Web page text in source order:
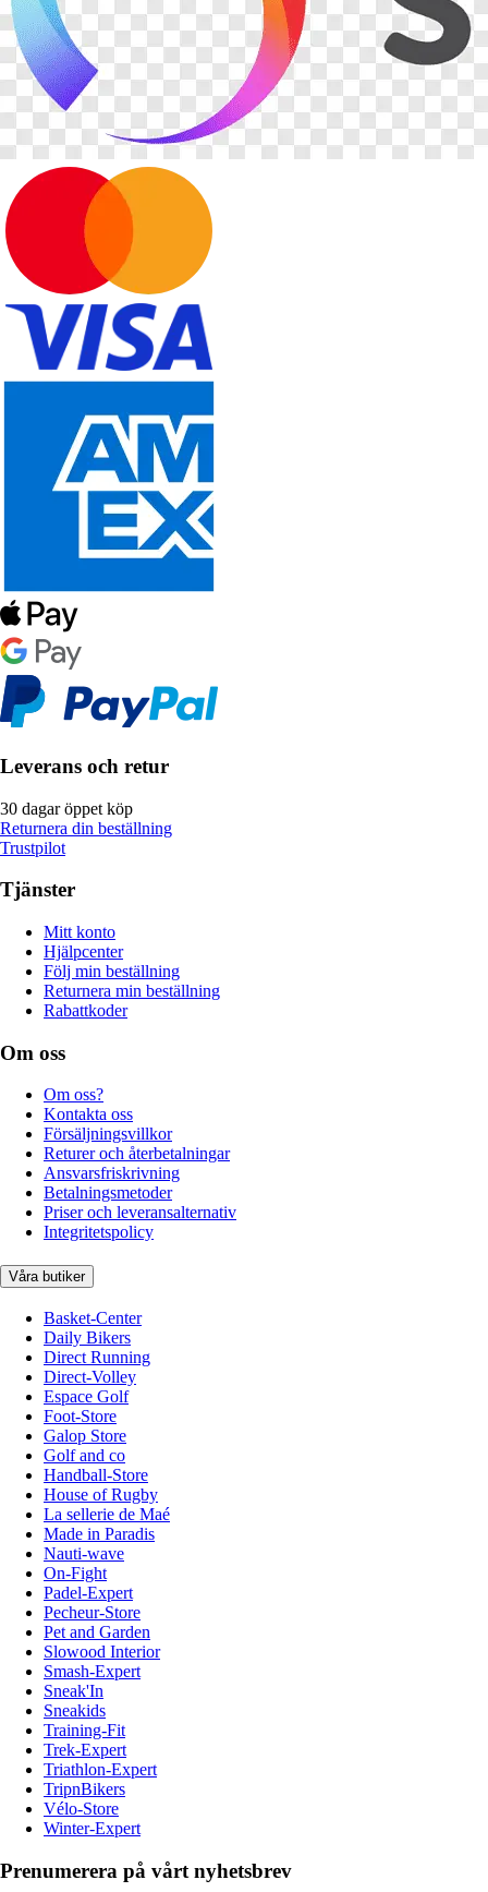
Leverans och retur
30 dagar öppet köp
Returnera din beställning
Trustpilot
Tjänster
Mitt konto
Hjälpcenter
Följ min beställning
Returnera min beställning
Rabattkoder
Om oss
Om oss?
Kontakta oss
Försäljningsvillkor
Returer och återbetalningar
Ansvarsfriskrivning
Betalningsmetoder
Priser och leveransalternativ
Integritetspolicy
Våra butiker
Basket-Center
Daily Bikers
Direct Running
Direct-Volley
Espace Golf
Foot-Store
Galop Store
Golf and co
Handball-Store
House of Rugby
La sellerie de Maé
Made in Paradis
Nauti-wave
On-Fight
Padel-Expert
Pecheur-Store
Pet and Garden
Slowood Interior
Smash-Expert
Sneak'In
Sneakids
Training-Fit
Trek-Expert
Triathlon-Expert
TripnBikers
Vélo-Store
Winter-Expert
Prenumerera på vårt nyhetsbrev